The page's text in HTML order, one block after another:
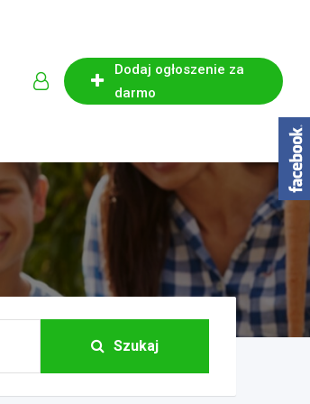
Dodaj ogłoszenie za
darmo
Szukaj